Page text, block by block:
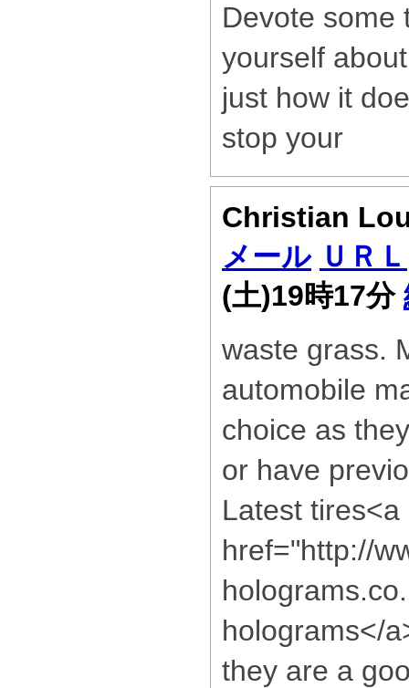
Devote some
yourself
just how it
stop your
Christian
メール ＵＲＬ
(土)19時17分
waste grass.
automobile
choice as
or have
Latest tires<a
href="http://
holograms</
they are a